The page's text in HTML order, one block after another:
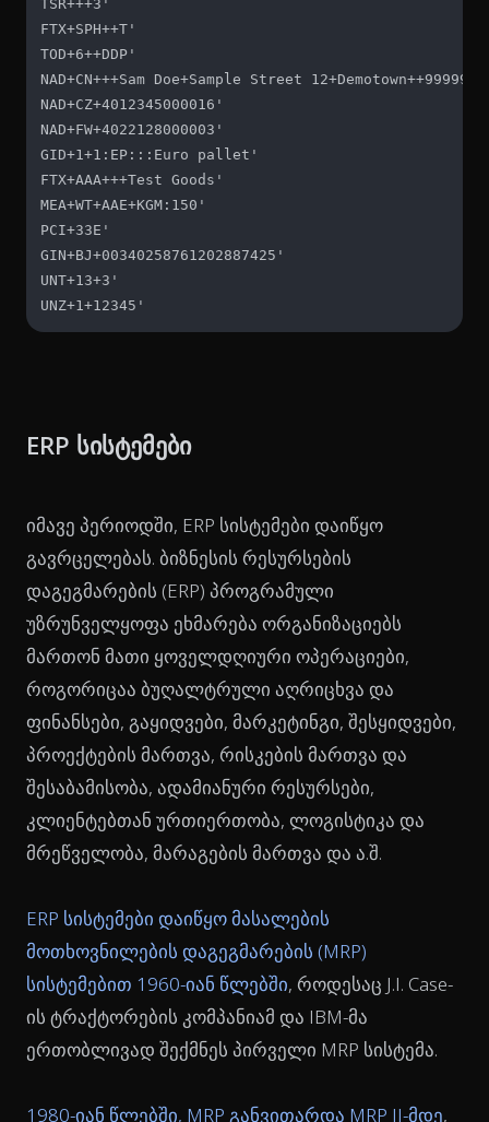
TSR+++3'
FTX+SPH++T'
TOD+6++DDP'
NAD+CN+++Sam Doe+Sample Street
NAD+CZ+4012345000016'
NAD+FW+4022128000003'
GID+1+1:EP:::Euro pallet'
FTX+AAA+++Test Goods'
MEA+WT+AAE+KGM:150'
PCI+33E'
GIN+BJ+00340258761202887425'
UNT+13+3'
UNZ+1+12345'
ERP სისტემები
იმავე პერიოდში, ERP სისტემები დაიწყო
გავრცელებას. ბიზნესის რესურსების
დაგეგმარების (ERP) პროგრამული
უზრუნველყოფა ეხმარება ორგანიზაციებს
მართონ მათი ყოველდღიური ოპერაციები,
როგორიცაა ბუღალტრული აღრიცხვა და
ფინანსები, გაყიდვები, მარკეტინგი, შესყიდვები,
პროექტების მართვა, რისკების მართვა და
შესაბამისობა, ადამიანური რესურსები,
კლიენტებთან ურთიერთობა, ლოგისტიკა და
მრეწველობა, მარაგების მართვა და ა.შ.
ERP სისტემები დაიწყო მასალების
მოთხოვნილების დაგეგმარების (MRP)
სისტემებით 1960-იან წლებში, როდესაც J.I. Case-
ის ტრაქტორების კომპანიამ და IBM-მა
ერთობლივად შექმნეს პირველი MRP სისტემა.
1980-იან წლებში, MRP განვითარდა MRP II-მდე,